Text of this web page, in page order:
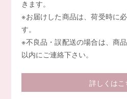
きます。
※お届けした商品は、荷受時に
す。
※不良品・誤配送の場合は、商
以内にご連絡下さい。
詳しくはこ